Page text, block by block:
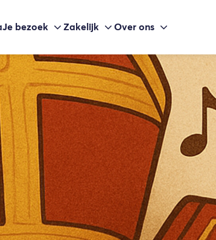
Je bezoek Zakelijk Over ons